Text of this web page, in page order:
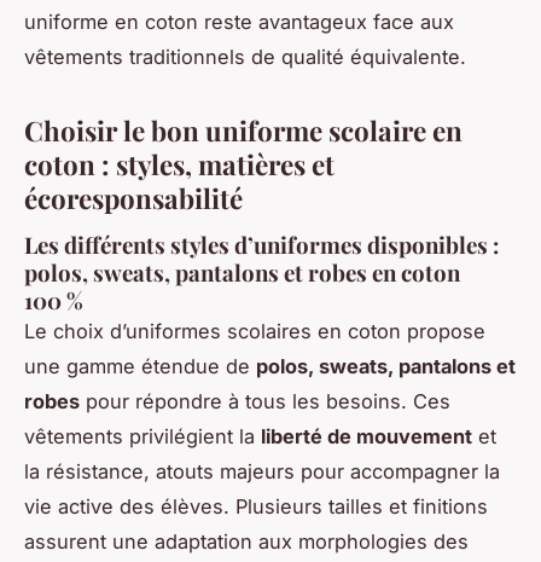
uniforme en coton reste avantageux face aux
vêtements traditionnels de qualité équivalente.
Choisir le bon uniforme scolaire en
coton : styles, matières et
écoresponsabilité
Les différents styles d’uniformes disponibles :
polos, sweats, pantalons et robes en coton
100 %
Le choix d’uniformes scolaires en coton propose
une gamme étendue de polos, sweats, pantalons et
robes pour répondre à tous les besoins. Ces
vêtements privilégient la liberté de mouvement et
la résistance, atouts majeurs pour accompagner la
vie active des élèves. Plusieurs tailles et finitions
assurent une adaptation aux morphologies des